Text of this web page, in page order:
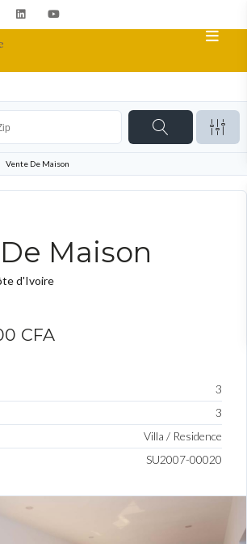
Vente De Maison
Maison
d'Ivoire
CFA
3
3
Villa / Residence
SU2007-00020